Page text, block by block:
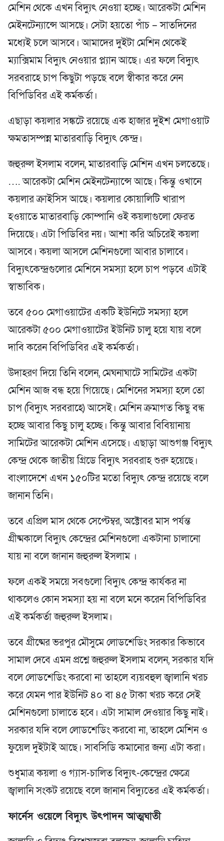
মেশিন থেকে এখন বিদ্যুৎ নেওয়া হচ্ছে। আরেকটা মেশিন
মেইনটেন্যান্সে আসছে। সেটা হয়তো পাঁচ – সাতদিনের
মধ্যেই চলে আসবে। আমাদের দুইটা মেশিন থেকেই
ম্যাক্সিমাম বিদ্যুৎ নেওয়ার প্ল্যান আছে। এর ফলে বিদ্যুৎ
সরবরাহে চাপ কিছুটা পড়ছে বলে স্বীকার করে নেন
বিপিডিবির এই কর্মকর্তা।
এছাড়া কয়লার সঙ্কটে রয়েছে এক হাজার দুইশ মেগাওয়াট
ক্ষমতাসম্পন্ন মাতারবাড়ি বিদ্যুৎ কেন্দ্র।
জহুরুল ইসলাম বলেন, মাতারবাড়ি মেশিন এখন চলতেছে।
…. আরেকটা মেশিন মেইনটেন্যান্সে আছে। কিন্তু ওখানে
কয়লার ক্রাইসিস আছে। কয়লার কোয়ালিটি খারাপ
হওয়াতে মাতারবাড়ি কোম্পানি ওই কয়লাগুলো ফেরত
দিয়েছে। এটা পিডিবির নয়। আশা করি অচিরেই কয়লা
আসবে। কয়লা আসলে মেশিনগুলো আবার চালাবে।
বিদ্যুৎকেন্দ্রগুলোর মেশিনে সমস্যা হলে চাপ পড়বে এটাই
স্বাভাবিক।
তবে ৫০০ মেগাওয়াটের একটি ইউনিটে সমস্যা হলে
আরেকটা ৫০০ মেগাওয়াটের ইউনিট চালু হয়ে যায় বলে
দাবি করেন বিপিডিবির এই কর্মকর্তা।
উদাহরণ দিয়ে তিনি বলেন, মেঘনাঘাটে সামিটের একটা
মেশিন আজ বন্ধ হয়ে গিয়েছে। মেশিনের সমস্যা হলে তো
চাপ (বিদ্যুৎ সরবরাহে) আসেই। মেশিন ক্রমাগত কিছু বন্ধ
হচ্ছে আবার কিছু চালু হচ্ছে। কিন্তু আবার বিবিয়ানায়
সামিটের আরেকটা মেশিন এসেছে। এছাড়া আশুগঞ্জ বিদ্যুৎ
কেন্দ্র থেকে জাতীয় গ্রিডে বিদ্যুৎ সরবরাহ শুরু হয়েছে।
বাংলাদেশে এখন ১৫০টির মতো বিদ্যুৎ কেন্দ্র রয়েছে বলে
জানান তিনি।
তবে এপ্রিল মাস থেকে সেপ্টেম্বর, অক্টোবর মাস পর্যন্ত
গ্রীষ্মকালে বিদ্যুৎ কেন্দ্রের মেশিনগুলো একটানা চালানো
যায় না বলে জানান জহুরুল ইসলাম ।
ফলে একই সময়ে সবগুলো বিদ্যুৎ কেন্দ্র কার্যকর না
থাকলেও কোন সমস্যা হয় না বলে মনে করেন বিপিডিবির
এই কর্মকর্তা জহুরুল ইসলাম।
তবে গ্রীষ্মের ভরপুর মৌসুমে লোডশেডিং সরকার কিভাবে
সামাল দেবে এমন প্রশ্নে জহুরুল ইসলাম বলেন, সরকার যদি
বলে লোডশেডিং করবো না তাহলে ব্যয়বহুল জ্বালানি খরচ
করে যেমন পার ইউনিট ৪০ বা ৪৫ টাকা খরচ করে সেই
মেশিনগুলো চালাতে হবে। এটা সামাল দেওয়ার কিছু নাই।
সরকার যদি বলে লোডশেডিং করবো না, তাহলে মেশিন ও
ফুয়েল দুইটাই আছে। সাবসিডি কমানোর জন্য এটা করা।
শুধুমাত্র কয়লা ও গ্যাস-চালিত বিদ্যুৎ-কেন্দ্রের ক্ষেত্রে
জ্বালানি সংকট রয়েছে বলে জানান বিদ্যুতের এই কর্মকর্তা।
ফার্নেস ওয়েলে বিদ্যুৎ উৎপাদন আত্মঘাতী